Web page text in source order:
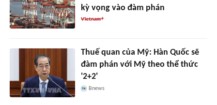
kỳ vọng vào đàm phán
Thuế quan của Mỹ: Hàn Quốc sẽ
đàm phán với Mỹ theo thể thức
'2+2'
Bnews